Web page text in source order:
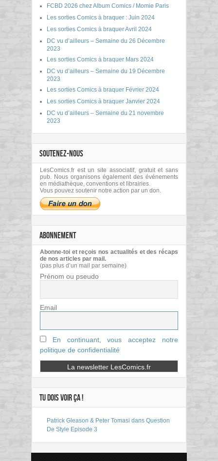
FCBD 2026 chez Album Comics / Momie Paris
Les sorties Comics à braquer : Juin 2024
Les sorties Comics à braquer Avril 2024
DC vu d’ailleurs – Semaine du 26 Décembre
2023
Les sorties Comics à braquer Mars 2024
DC vu d’ailleurs – Semaine du 19 Décembre
2023
Les sorties Comics à braquer Février 2024
Les sorties Comics à braquer Janvier 2024
DC vu d’ailleurs – Semaine du 21 novembre
2023
SOUTENEZ-NOUS
LesComics.fr est un site associatif, gratuit et sans
pub. Nous organisons également des événements
en médiathèque, conventions et librairies.
Vous pouvez soutenir notre action par un don.
ABONNEMENT
Abonne-toi et reçois nos actualités et des récaps
de nos articles par mail.
(pas plus d’un mail par semaine)
Prénom ou pseudo
Email
En continuant, vous acceptez notre
politique de confidentialité
TU DOIS VOIR ÇA !
Patrick Gleason & Peter Tomasi dans Question
De Style Episode 3